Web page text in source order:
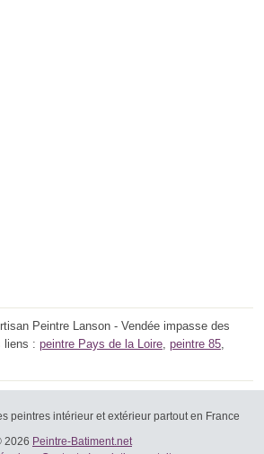
Peintre Lanson - Vendée impasse des
liens : peintre Pays de la Loire peintre 85
peintres intérieur et extérieur partout en France
2026 Peintre-Batiment.net